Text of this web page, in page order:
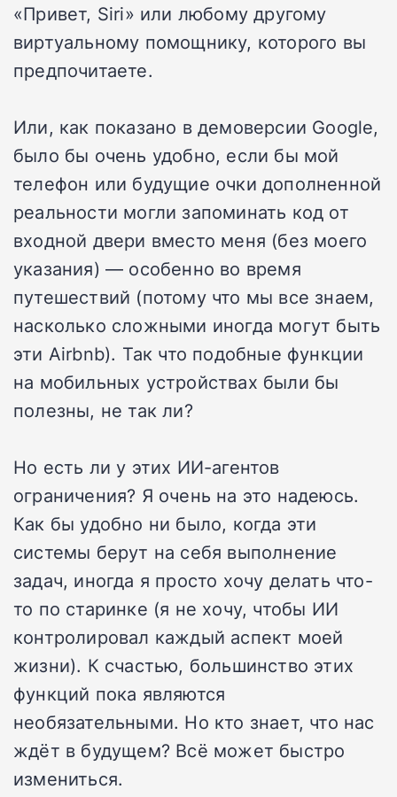
«Привет, Siri» или любому другому
виртуальному помощнику, которого вы
предпочитаете.
Или, как показано в демоверсии Google,
было бы очень удобно, если бы мой
телефон или будущие очки дополненной
реальности могли запоминать код от
входной двери вместо меня (без моего
указания) — особенно во время
путешествий (потому что мы все знаем,
насколько сложными иногда могут быть
эти Airbnb). Так что подобные функции
на мобильных устройствах были бы
полезны, не так ли?
Но есть ли у этих ИИ-агентов
ограничения? Я очень на это надеюсь.
Как бы удобно ни было, когда эти
системы берут на себя выполнение
задач, иногда я просто хочу делать что-
то по старинке (я не хочу, чтобы ИИ
контролировал каждый аспект моей
жизни). К счастью, большинство этих
функций пока являются
необязательными. Но кто знает, что нас
ждёт в будущем? Всё может быстро
измениться.